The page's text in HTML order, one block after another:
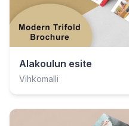
Alakoulun esite
Vihkomalli